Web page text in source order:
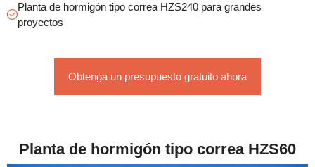
Planta de hormigón tipo correa HZS240 para grandes
proyectos
Obtenga un presupuesto gratuito ahora
Planta de hormigón tipo correa HZS60